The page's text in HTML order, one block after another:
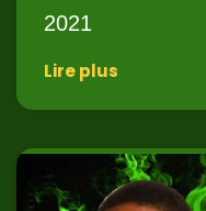
2021
Lire plus